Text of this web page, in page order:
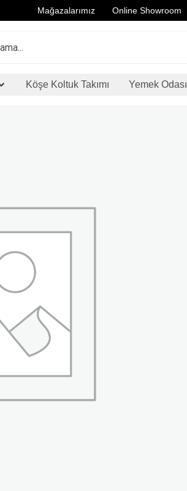
Mağazalarımız Online Showroom
Köşe Koltuk Takımı Yemek Odası